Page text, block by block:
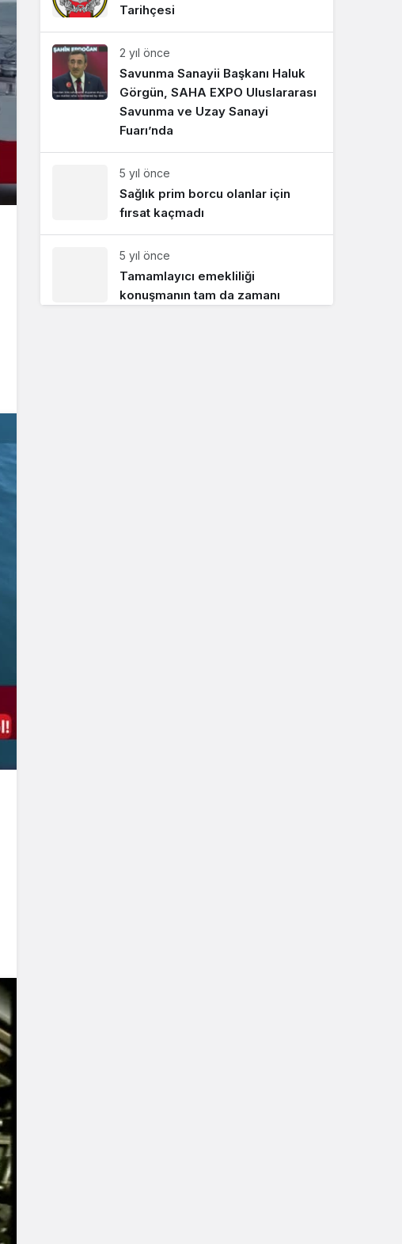
Sistem Modu
Sistem modunu seçin.
Tarihçesi
2 yıl önce
Savunma Sanayii Başkanı Haluk
Görgün, SAHA EXPO Uluslararası
Savunma ve Uzay Sanayi
Fuarı’nda
5 yıl önce
Sağlık prim borcu olanlar için
fırsat kaçmadı
5 yıl önce
Tamamlayıcı emekliliği
konuşmanın tam da zamanı